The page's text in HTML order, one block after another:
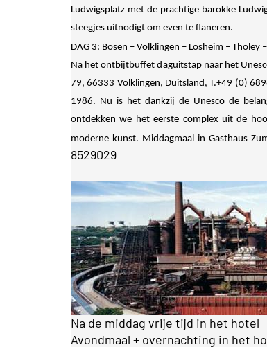
Ludwigsplatz met de prachtige barokke
steegjes uitnodigt om even te flaneren.
DAG 3: Bosen – Völklingen – Losheim – Tholey
Na het ontbijtbuffet daguitstap naar het
79, 66333 Völklingen, Duitsland, T.+49 (0)
1986. Nu is het dankzij de Unesco de
ontdekken we het eerste complex uit de
moderne kunst. Middagmaal in Gasthaus
8529029
Na de middag vrije tijd in het hotel
Avondmaal + overnachting in het